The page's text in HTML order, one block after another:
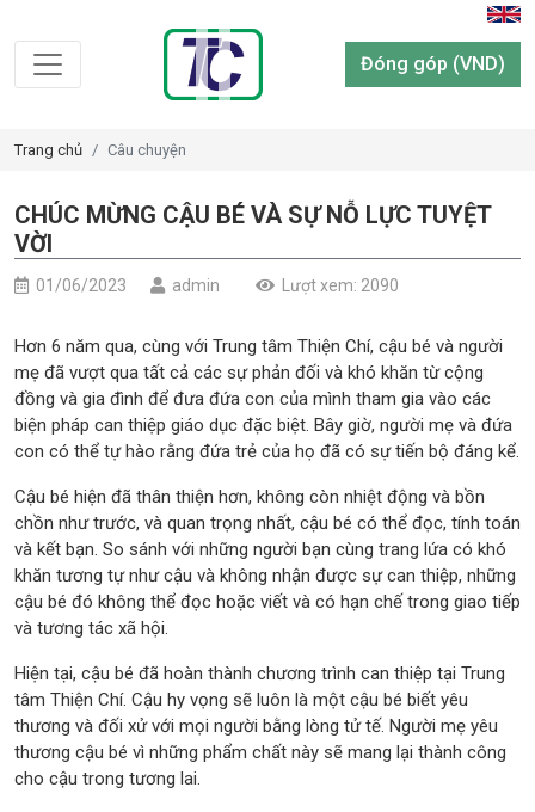
Đóng góp (VND)
Trang chủ Câu chuyện
CHÚC MỪNG CẬU BÉ VÀ SỰ NỖ LỰC TUYỆT
VỜI
01/06/2023 admin Lượt xem: 2090
Hơn 6 năm qua, cùng với Trung tâm Thiện Chí, cậu bé và người
mẹ đã vượt qua tất cả các sự phản đối và khó khăn từ cộng
đồng và gia đình để đưa đứa con của mình tham gia vào các
biện pháp can thiệp giáo dục đặc biệt. Bây giờ, người mẹ và đứa
con có thể tự hào rằng đứa trẻ của họ đã có sự tiến bộ đáng kể.
Cậu bé hiện đã thân thiện hơn, không còn nhiệt động và bồn
chồn như trước, và quan trọng nhất, cậu bé có thể đọc, tính toán
và kết bạn. So sánh với những người bạn cùng trang lứa có khó
khăn tương tự như cậu và không nhận được sự can thiệp, những
cậu bé đó không thể đọc hoặc viết và có hạn chế trong giao tiếp
và tương tác xã hội.
Hiện tại, cậu bé đã hoàn thành chương trình can thiệp tại Trung
tâm Thiện Chí. Cậu hy vọng sẽ luôn là một cậu bé biết yêu
thương và đối xử với mọi người bằng lòng tử tế. Người mẹ yêu
thương cậu bé vì những phẩm chất này sẽ mang lại thành công
cho cậu trong tương lai.